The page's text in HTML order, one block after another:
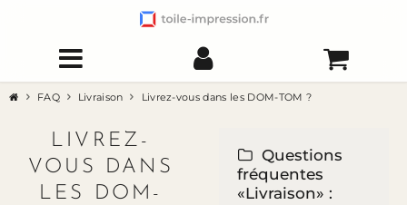
FAQ Livraison Livrez-vous dans les DOM-TOM ?
LIVREZ-
VOUS DANS
LES DOM-
Questions
fréquentes
«Livraison» :